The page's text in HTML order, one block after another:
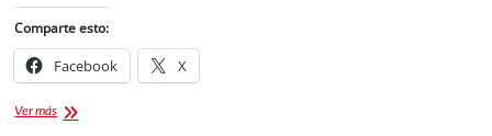
Comparte esto:
Facebook X
Ver másExpo